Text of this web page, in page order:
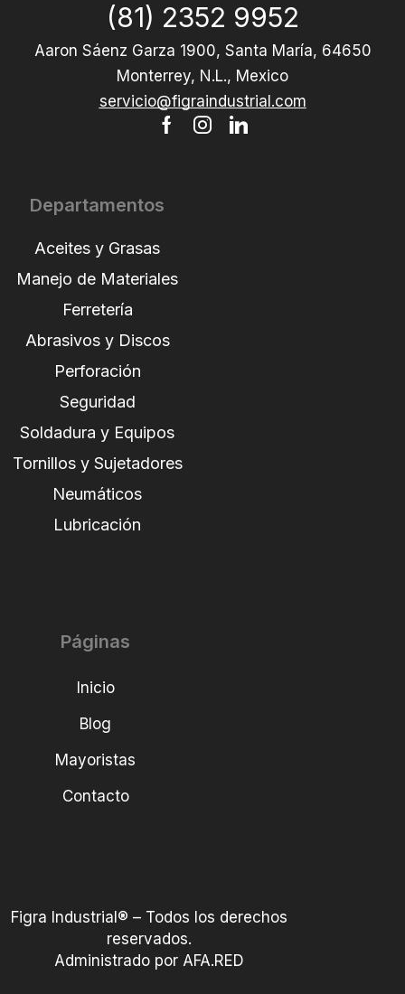
(81) 2352 9952
Aaron Sáenz Garza 1900, Santa María, 64650
Monterrey, N.L., Mexico
servicio@figraindustrial.com
Departamentos
Aceites y Grasas
Manejo de Materiales
Ferretería
Abrasivos y Discos
Perforación
Seguridad
Soldadura y Equipos
Tornillos y Sujetadores
Neumáticos
Lubricación
Páginas
Inicio
Blog
Mayoristas
Contacto
Figra Industrial® – Todos los derechos
reservados.
Administrado por AFA.RED